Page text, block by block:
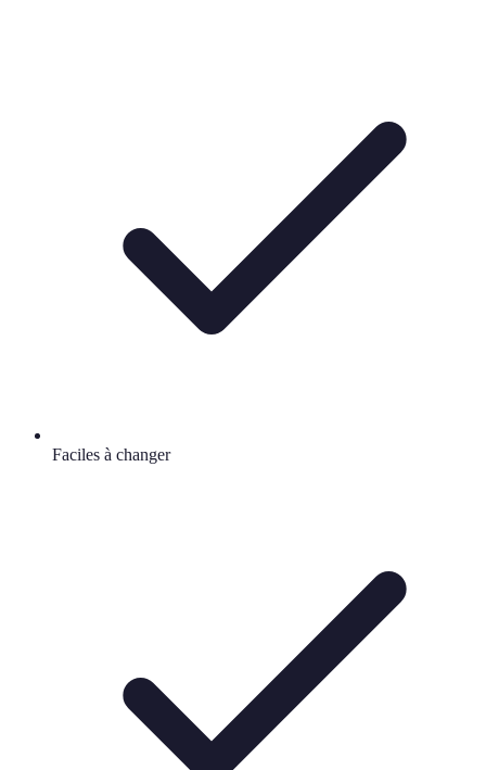
Faciles à changer